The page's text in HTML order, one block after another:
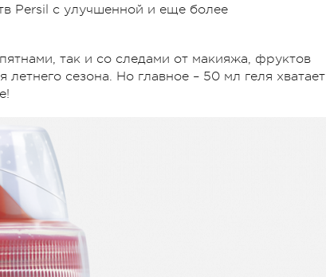
Persil с улучшенной и еще более
так и со следами от макияжа, фруктов
сезона. Но главное – 50 мл геля хватает